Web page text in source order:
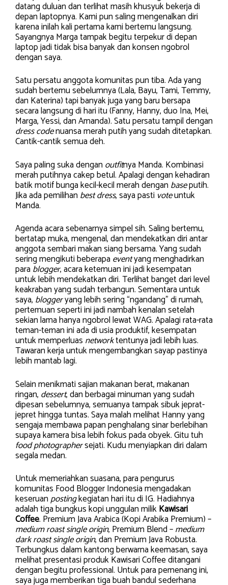
datang duluan dan terlihat masih khusyuk bekerja di
depan laptopnya. Kami pun saling mengenalkan diri
karena inilah kali pertama kami bertemu langsung.
Sayangnya Marga tampak begitu terpekur di depan
laptop jadi tidak bisa banyak dan konsen ngobrol
dengan saya.
Satu persatu anggota komunitas pun tiba. Ada yang
sudah bertemu sebelumnya (Lala, Bayu, Tami, Temmy,
dan Katerina) tapi banyak juga yang baru bersapa
secara langsung di hari itu (Fanny, Hanny, duo Ina, Mei,
Marga, Yessi, dan Amanda). Satu persatu tampil dengan
dress codenuansa merah putih yang sudah ditetapkan.
Cantik-cantik semua deh.
Saya paling suka dengan outfitnya Manda. Kombinasi
merah putihnya cakep betul. Apalagi dengan kehadiran
batik motif bunga kecil-kecil merah dengan baseputih.
Jika ada pemilihan best dress, saya pasti voteuntuk
Manda.
Agenda acara sebenarnya simpel sih. Saling bertemu,
bertatap muka, mengenal, dan mendekatkan diri antar
anggota sembari makan siang bersama. Yang sudah
sering mengikuti beberapa eventyang menghadirkan
para blogger, acara ketemuan ini jadi kesempatan
untuk lebih mendekatkan diri. Terlihat banget dari level
keakraban yang sudah terbangun. Sementara untuk
saya, bloggeryang lebih sering “ngandang” di rumah,
pertemuan seperti ini jadi nambah kenalan setelah
sekian lama hanya ngobrol lewat WAG. Apalagi rata-rata
teman-teman ini ada di usia produktif, kesempatan
untuk memperluas networktentunya jadi lebih luas.
Tawaran kerja untuk mengembangkan sayap pastinya
lebih mantab lagi.
Selain menikmati sajian makanan berat, makanan
ringan, dessert, dan berbagai minuman yang sudah
dipesan sebelumnya, semuanya tampak sibuk jeprat-
jepret hingga tuntas. Saya malah melihat Hanny yang
sengaja membawa papan penghalang sinar berlebihan
supaya kamera bisa lebih fokus pada obyek. Gitu tuh
food photographersejati. Kudu menyiapkan diri dalam
segala medan.
Untuk memeriahkan suasana, para pengurus
komunitas Food Blogger Indonesia mengadakan
keseruanpostingkegiatan hari itu di IG. Hadiahnya
adalah tiga bungkus kopi unggulan milikKawisari
Coffee. Premium Java Arabica (Kopi Arabika Premium) –
medium roast single origin, Premium Blend –medium
dark roast single origin, dan Premium Java Robusta.
Terbungkus dalam kantong berwarna keemasan, saya
melihat presentasi produk Kawisari Coffee ditangani
dengan begitu professional. Untuk para pemenang ini,
saya juga memberikan tiga buah bandul sederhana